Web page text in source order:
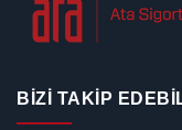
BIZI TAKIP